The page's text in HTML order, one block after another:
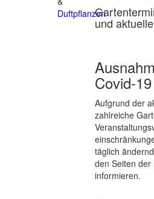
Duftpflanzen
und
Covid-19
Aufgrund der
zahlreiche
täglich
den Seiten der
informieren.